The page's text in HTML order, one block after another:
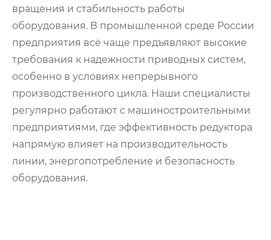
вращения и стабильность работы
оборудования. В промышленной среде России
предприятия всё чаще предъявляют высокие
требования к надежности приводных систем,
особенно в условиях непрерывного
производственного цикла. Наши специалисты
регулярно работают с машиностроительными
предприятиями, где эффективность редуктора
напрямую влияет на производительность
линии, энергопотребление и безопасность
оборудования.